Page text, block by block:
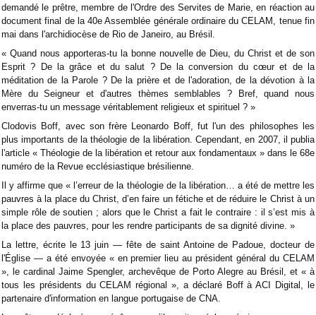
demandé le prêtre, membre de l'Ordre des Servites de Marie, en réaction au
document final de la 40e Assemblée générale ordinaire du CELAM, tenue fin
mai dans l'archidiocèse de Rio de Janeiro, au Brésil.
« Quand nous apporteras-tu la bonne nouvelle de Dieu, du Christ et de son
Esprit ? De la grâce et du salut ? De la conversion du cœur et de la
méditation de la Parole ? De la prière et de l'adoration, de la dévotion à la
Mère du Seigneur et d'autres thèmes semblables ? Bref, quand nous
enverras-tu un message véritablement religieux et spirituel ? »
Clodovis Boff, avec son frère Leonardo Boff, fut l'un des philosophes les
plus importants de la théologie de la libération. Cependant, en 2007, il publia
l'article « Théologie de la libération et retour aux fondamentaux » dans le 68e
numéro de la Revue ecclésiastique brésilienne.
Il y affirme que « l’erreur de la théologie de la libération… a été de mettre les
pauvres à la place du Christ, d’en faire un fétiche et de réduire le Christ à un
simple rôle de soutien ; alors que le Christ a fait le contraire : il s’est mis à
la place des pauvres, pour les rendre participants de sa dignité divine. »
La lettre, écrite le 13 juin — fête de saint Antoine de Padoue, docteur de
l'Église — a été envoyée « en premier lieu au président général du CELAM
», le cardinal Jaime Spengler, archevêque de Porto Alegre au Brésil, et « à
tous les présidents du CELAM régional », a déclaré Boff à ACI Digital, le
partenaire d'information en langue portugaise de CNA.